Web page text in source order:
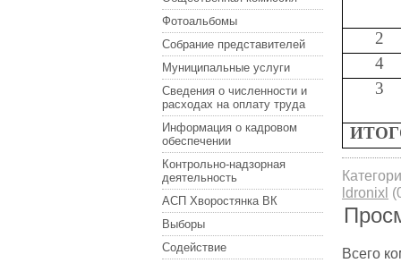
Фотоальбомы
Собрание представителей
Муниципальные услуги
Сведения о численности и
расходах на оплату труда
Информация о кадровом
обеспечении
Контрольно-надзорная
деятельность
АСП Хворостянка ВК
Выборы
Содействие
2
4
3
ldronixl
Всего